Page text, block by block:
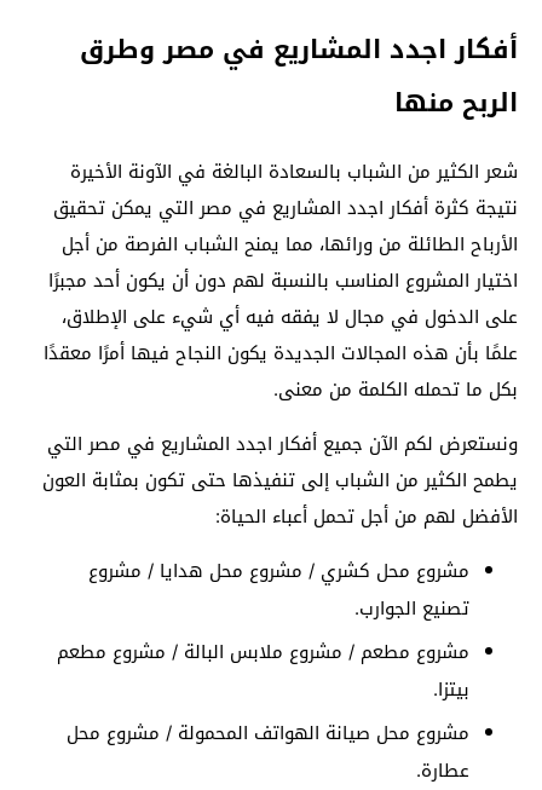
أفكار اجدد المشاريع في مصر وطرق
الربح منها
شعر الكثير من الشباب بالسعادة البالغة في الآونة الأخيرة
نتيجة كثرة أفكار اجدد المشاريع في مصر التي يمكن تحقيق
الأرباح الطائلة من ورائها، مما يمنح الشباب الفرصة من أجل
اختيار المشروع المناسب بالنسبة لهم دون أن يكون أحد مجبرًا
على الدخول في مجال لا يفقه فيه أي شيء على الإطلاق،
علمًا بأن هذه المجالات الجديدة يكون النجاح فيها أمرًا معقدًا
بكل ما تحمله الكلمة من معنى.
ونستعرض لكم الآن جميع أفكار اجدد المشاريع في مصر التي
يطمح الكثير من الشباب إلى تنفيذها حتى تكون بمثابة العون
الأفضل لهم من أجل تحمل أعباء الحياة:
مشروع محل كشري / مشروع محل هدايا / مشروع
تصنيع الجوارب.
مشروع مطعم / مشروع ملابس البالة / مشروع مطعم
بيتزا.
مشروع محل صيانة الهواتف المحمولة / مشروع محل
عطارة.